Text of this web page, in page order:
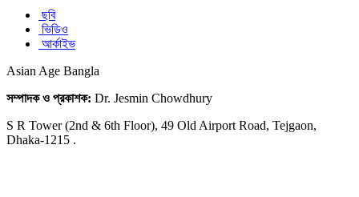
ছবি
ভিডিও
আর্কাইভ
Asian Age Bangla
সম্পাদক ও প্রকাশক: Dr. Jesmin Chowdhury
S R Tower (2nd & 6th Floor), 49 Old Airport Road, Tejgaon,
Dhaka-1215 .